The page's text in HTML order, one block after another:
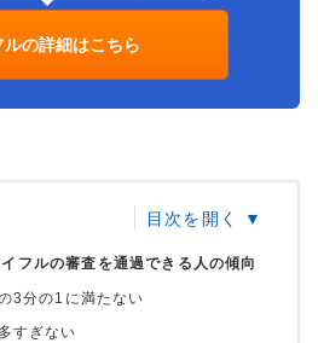
ルの詳細はこちら
フルの審査を通過できる人の傾向
3分の1に満たない
すぎない